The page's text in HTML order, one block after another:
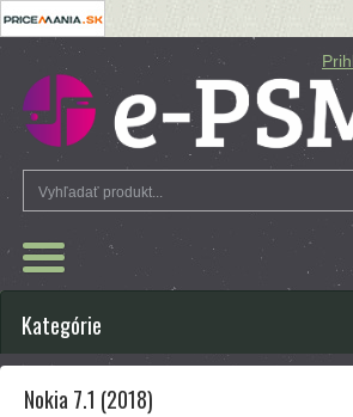
Kategórie
Nokia 7.1 (2018)